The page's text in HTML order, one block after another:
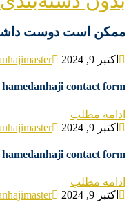
ممکن است دوست
اکتبر 9, 2024
hamedanhaji contact form
ادامه مطلب
اکتبر 9, 2024
hamedanhaji contact form
ادامه مطلب
اکتبر 9, 2024